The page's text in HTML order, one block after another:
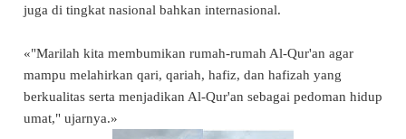
juga di tingkat nasional bahkan internasional.
«"Marilah kita membumikan rumah-rumah Al-Qur'an agar
mampu melahirkan qari, qariah, hafiz, dan hafizah yang
berkualitas serta menjadikan Al-Qur'an sebagai pedoman hidup
umat," ujarnya.»